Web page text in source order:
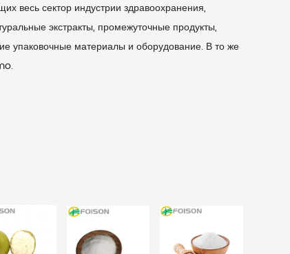
весь сектор индустрии здравоохранения,
экстракты, промежуточные продукты,
упаковочные материалы и оборудование. В то же